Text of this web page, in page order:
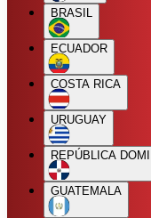
BRASIL
ECUADOR
COSTA RICA
URUGUAY
REPÚBLICA
GUATEMALA